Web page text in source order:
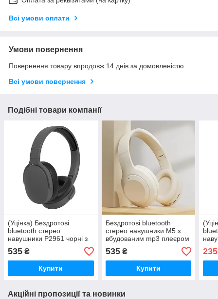
Всі умови оплати
Умови повернення
Повернення товару впродовж 14 днів за домовленістю
Всі умови повернення
Подібні товари компанії
(Уцінка) Бездротові
bluetooth стерео
навушники P2961 чорні з
вбудованим mp3 плеєром
535 ₴
Купити
Бездротові bluetooth
стерео навушники M5 з
вбудованим mp3 плеєром
535₴
Купити
235
Акційні пропозиції та новинки